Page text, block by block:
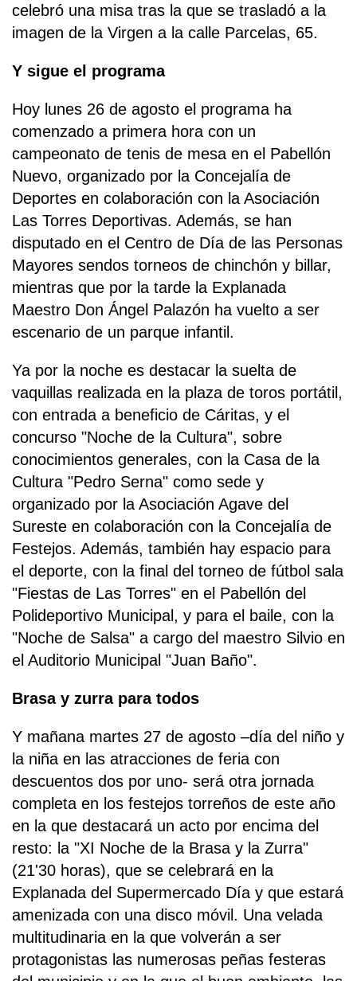
celebró una misa tras la que se trasladó a la
imagen de la Virgen a la calle Parcelas, 65.
Y sigue el programa
Hoy lunes 26 de agosto el programa ha
comenzado a primera hora con un
campeonato de tenis de mesa en el Pabellón
Nuevo, organizado por la Concejalía de
Deportes en colaboración con la Asociación
Las Torres Deportivas. Además, se han
disputado en el Centro de Día de las Personas
Mayores sendos torneos de chinchón y billar,
mientras que por la tarde la Explanada
Maestro Don Ángel Palazón ha vuelto a ser
escenario de un parque infantil.
Ya por la noche es destacar la suelta de
vaquillas realizada en la plaza de toros portátil,
con entrada a beneficio de Cáritas, y el
concurso "Noche de la Cultura", sobre
conocimientos generales, con la Casa de la
Cultura "Pedro Serna" como sede y
organizado por la Asociación Agave del
Sureste en colaboración con la Concejalía de
Festejos. Además, también hay espacio para
el deporte, con la final del torneo de fútbol sala
"Fiestas de Las Torres" en el Pabellón del
Polideportivo Municipal, y para el baile, con la
"Noche de Salsa" a cargo del maestro Silvio en
el Auditorio Municipal "Juan Baño".
Brasa y zurra para todos
Y mañana martes 27 de agosto –día del niño y
la niña en las atracciones de feria con
descuentos dos por uno- será otra jornada
completa en los festejos torreños de este año
en la que destacará un acto por encima del
resto: la "XI Noche de la Brasa y la Zurra"
(21'30 horas), que se celebrará en la
Explanada del Supermercado Día y que estará
amenizada con una disco móvil. Una velada
multitudinaria en la que volverán a ser
protagonistas las numerosas peñas festeras